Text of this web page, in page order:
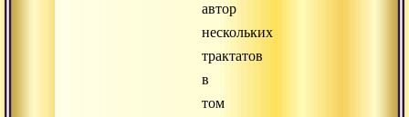
автор
нескольких
трактатов
в
том